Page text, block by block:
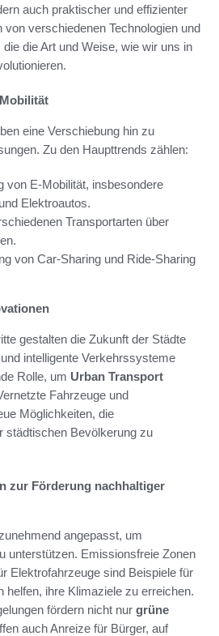
auch praktischer und effizienter
von verschiedenen Technologien und
die Art und Weise, wie wir uns in
eine Verschiebung hin zu
Zu den Haupttrends zählen:
von E-Mobilität, insbesondere
Elektroautos.
Transportarten über
von Car-Sharing und Ride-Sharing
gestalten die Zukunft der Städte
intelligente Verkehrssysteme
Rolle, um Urban Transport
Fahrzeuge und
Möglichkeiten, die
städtischen Bevölkerung zu
zur Förderung nachhaltiger
angepasst, um
unterstützen. Emissionsfreie Zonen
Elektrofahrzeuge sind Beispiele für
helfen, ihre Klimaziele zu erreichen.
fördern nicht nur grüne
auch Anreize für Bürger, auf